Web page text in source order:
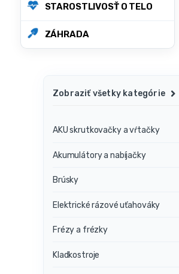
STAROSTLIVOSŤ O TELO
ZÁHRADA
Zobraziť všetky kategórie
AKU skrutkovačky a vŕtačky
Akumulátory a nabíjačky
Brúsky
Elektrické rázové uťahováky
Frézy a frézky
Kladkostroje